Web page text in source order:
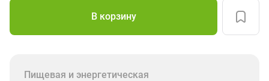
В корзину
Пищевая и энергетическая